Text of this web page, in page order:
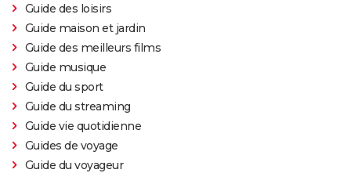
Guide des loisirs
Guide maison et jardin
Guide des meilleurs films
Guide musique
Guide du sport
Guide du streaming
Guide vie quotidienne
Guides de voyage
Guide du voyageur